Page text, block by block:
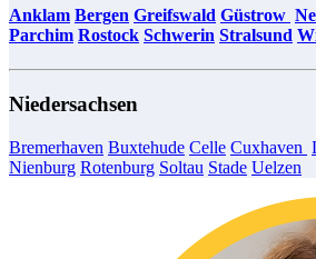
Anklam Bergen Greifswald Güstrow
Parchim Rostock Schwerin Stralsund
Niedersachsen
Bremerhaven Buxtehude Celle Cuxhaven
Nienburg Rotenburg Soltau Stade Uelzen